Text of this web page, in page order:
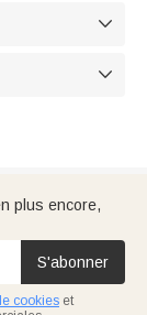


plus encore,
S'abonner
cookies et